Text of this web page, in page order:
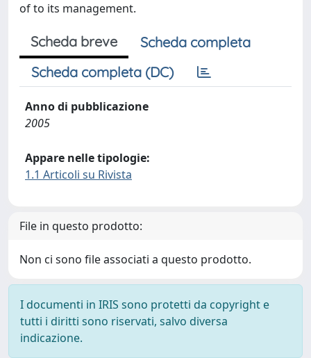
of to its management.
Scheda breve
Scheda completa
Scheda completa (DC)
Anno di pubblicazione
2005
Appare nelle tipologie:
1.1 Articoli su Rivista
File in questo prodotto:
Non ci sono file associati a questo prodotto.
I documenti in IRIS sono protetti da copyright e
tutti i diritti sono riservati, salvo diversa
indicazione.